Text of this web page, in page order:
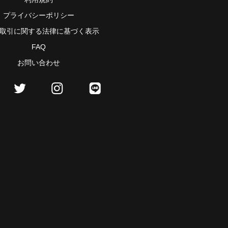
プライバシーポリシー
引に関する法律に基づく表示
FAQ
お問い合わせ